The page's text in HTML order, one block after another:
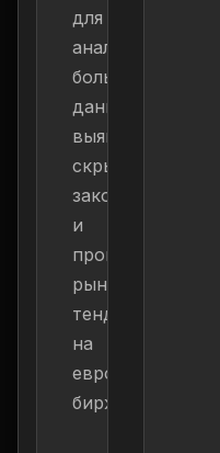
для
анализа
больших
данных,
выявления
скрытых
закономерностей
и
прогнозирования
рыночных
тенденций
на
европейских
биржах.